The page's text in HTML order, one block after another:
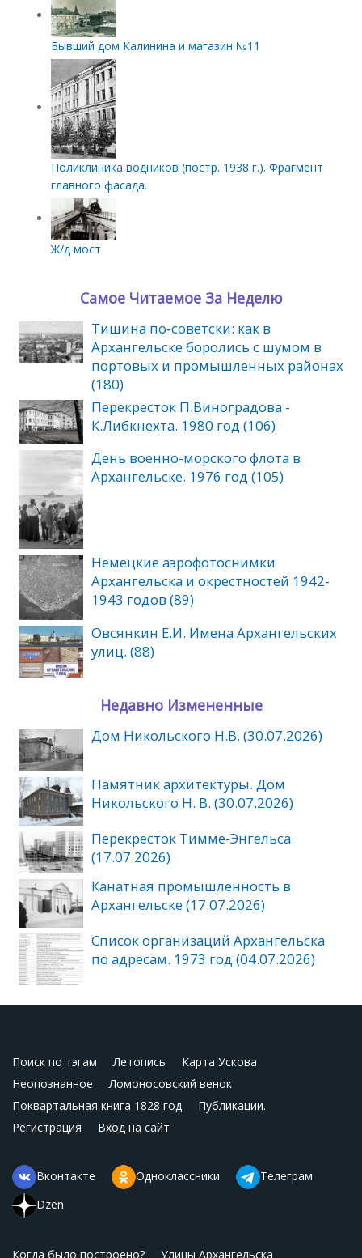
Бывший дом Калинина и магазин №11
Поликлиника водников (постр. 1938 г.). Фрагмент
главного фасада.
Ж/д мост
Самое Читаемое За Неделю
Тишина по‑советски: как в
Архангельске боролись с шумом в
портовых и промышленных районах
(180)
Перекресток П.Виноградова -
К.Либкнехта. 1980 год (106)
День военно-морского флота в
Архангельске. 1976 год (105)
Немецкие аэрофотоснимки
Архангельска и окрестностей 1942-
1943 годов (89)
Овсянкин Е.И. Имена Архангельских
улиц. (88)
Недавно Измененные
Дом Никольского Н.В. (30.07.2026)
Памятник архитектуры. Дом
Никольского Н. В. (30.07.2026)
Перекресток Тимме-Энгельса.
(17.07.2026)
Канатная промышленность в
Архангельске (17.07.2026)
Список организаций Архангельска
по адресам. 1973 год (04.07.2026)
Поиск по тэгам Летопись
Карта Ускова
Неопознанное
Ломоносовский венок
Поквартальная книга 1828 год
Публикации.
Регистрация
Вход на сайт
Вконтакте Одноклассники
Телеграм
Dzen
Когда было построено? Улицы Архангельска